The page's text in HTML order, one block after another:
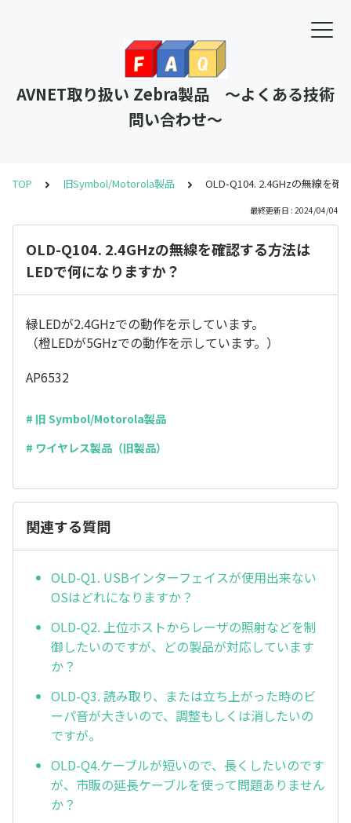
AVNET取り扱い Zebra製品 ～よくある技術
問い合わせ～
TOP 旧Symbol/Motorola製品 OLD-Q104. 2.4GHzの無線を確
最終更新日 : 2024/04/04
OLD-Q104. 2.4GHzの無線を確認する方法は
LEDで何になりますか？
緑LEDが2.4GHzでの動作を示しています。
（橙LEDが5GHzでの動作を示しています。）
AP6532
# 旧 Symbol/Motorola製品
# ワイヤレス製品（旧製品）
関連する質問
OLD-Q1. USBインターフェイスが使用出来ない
OSはどれになりますか？
OLD-Q2. 上位ホストからレーザの照射などを制
御したいのですが、どの製品が対応しています
か？
OLD-Q3. 読み取り、または立ち上がった時のビ
ーパ音が大きいので、調整もしくは消したいの
ですが。
OLD-Q4.ケーブルが短いので、長くしたいのです
が、市販の延長ケーブルを使って問題ありません
か？